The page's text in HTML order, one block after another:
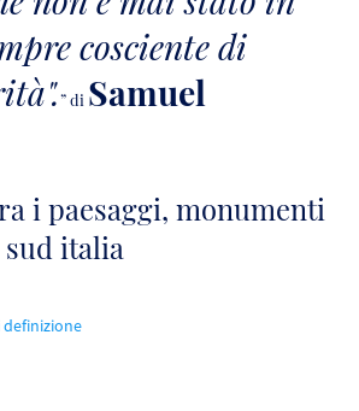
cosciente di
” di Samuel
i paesaggi, monumenti
italia